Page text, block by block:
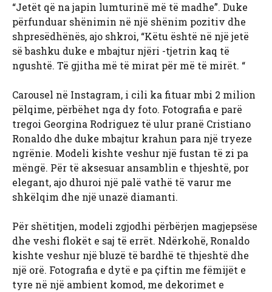
“Jetët që na japin lumturinë më të madhe”. Duke
përfunduar shënimin në një shënim pozitiv dhe
shpresëdhënës, ajo shkroi, “Këtu është në një jetë
së bashku duke e mbajtur njëri -tjetrin kaq të
ngushtë. Të gjitha më të mirat për më të mirët. “
Carousel në Instagram, i cili ka fituar mbi 2 milion
pëlqime, përbëhet nga dy foto. Fotografia e parë
tregoi Georgina Rodriguez të ulur pranë Cristiano
Ronaldo dhe duke mbajtur krahun para një tryeze
ngrënie. Modeli kishte veshur një fustan të zi pa
mëngë. Për të aksesuar ansamblin e thjeshtë, por
elegant, ajo dhuroi një palë vathë të varur me
shkëlqim dhe një unazë diamanti.
Për shëtitjen, modeli zgjodhi përbërjen magjepsëse
dhe veshi flokët e saj të errët. Ndërkohë, Ronaldo
kishte veshur një bluzë të bardhë të thjeshtë dhe
një orë. Fotografia e dytë e pa çiftin me fëmijët e
tyre në një ambient komod, me dekorimet e